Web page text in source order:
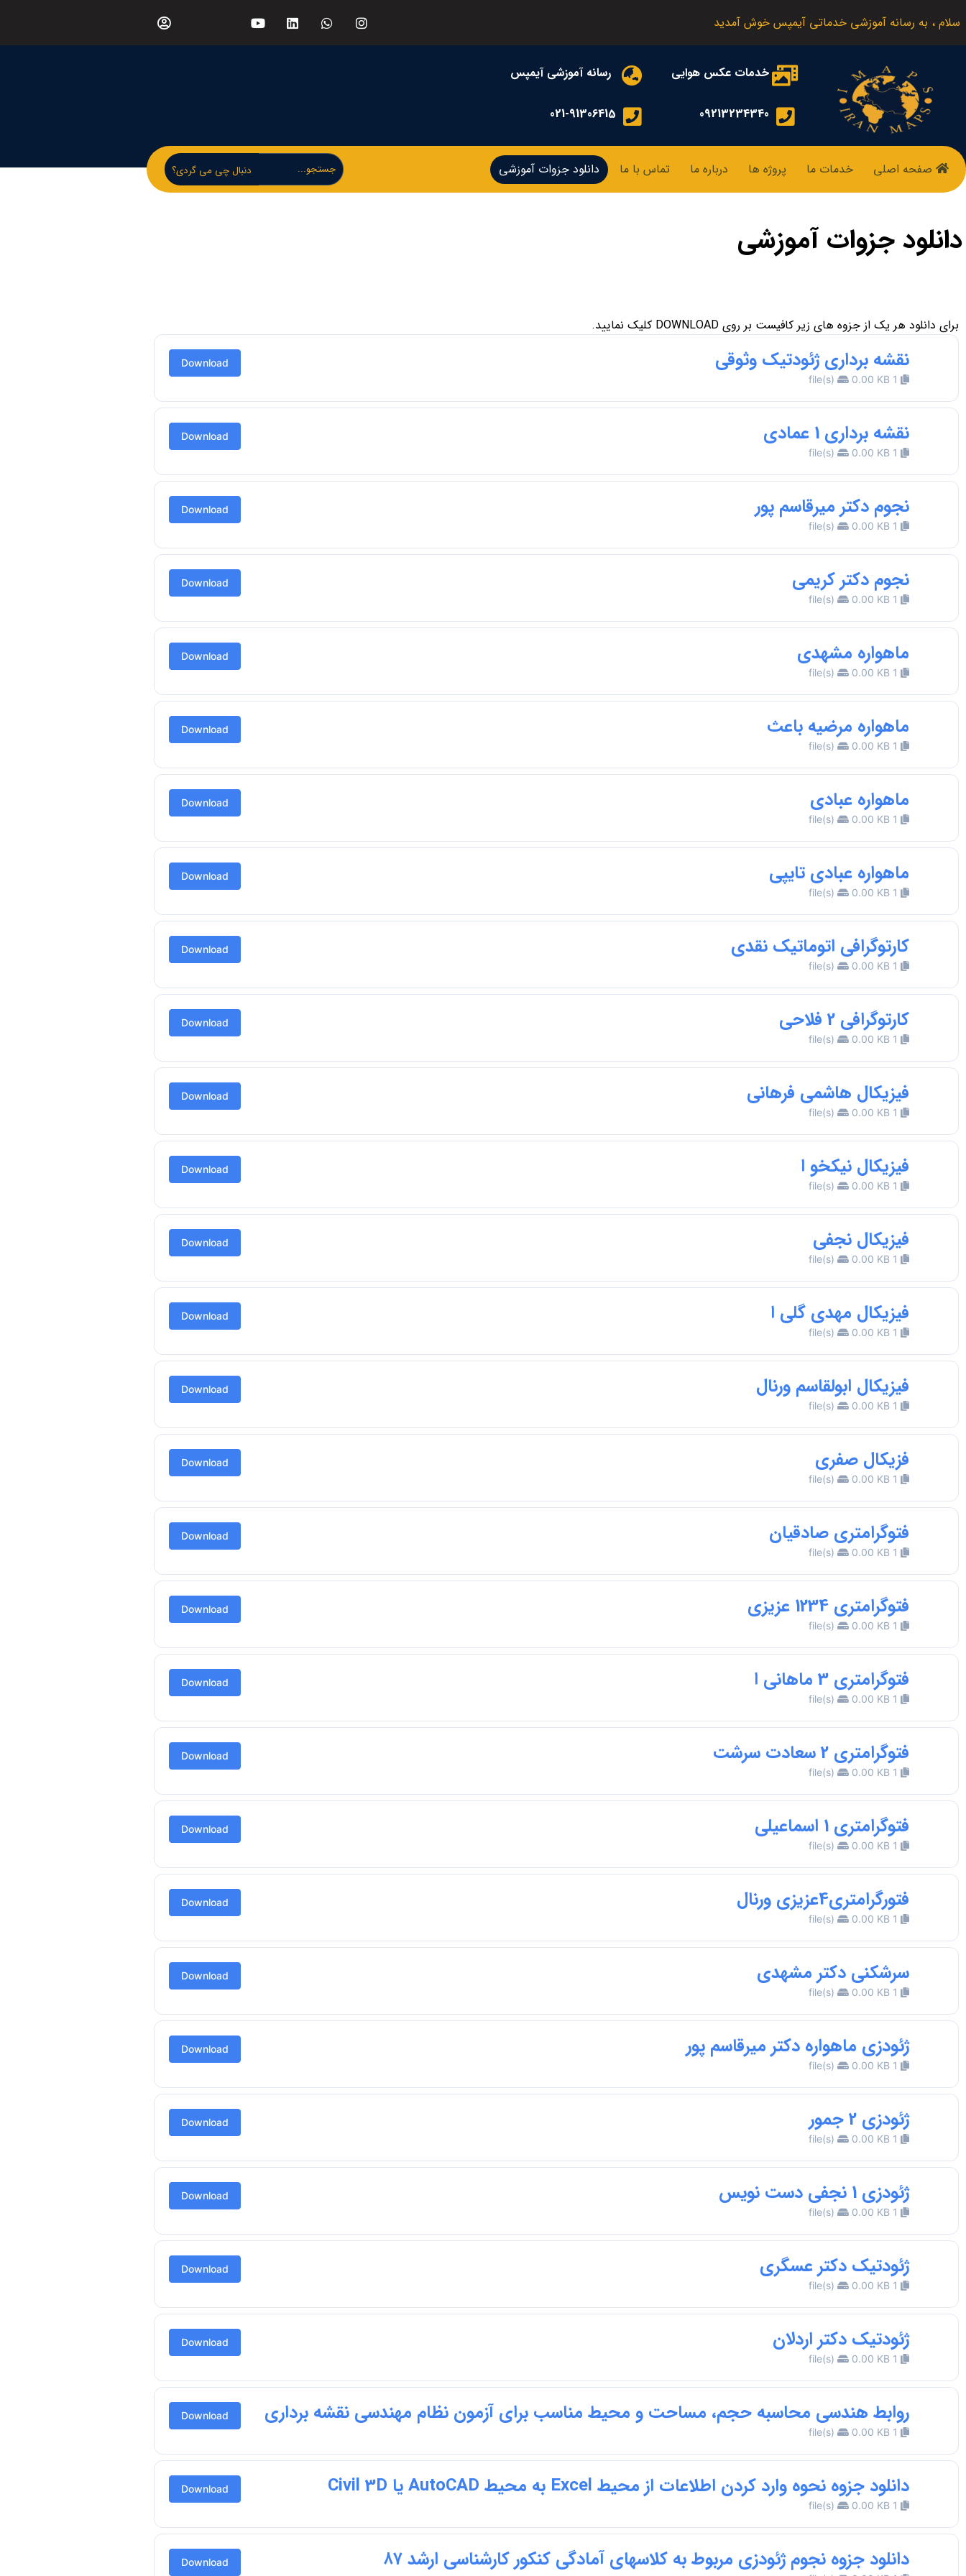
سلام ، به رسانه آموزشی خدماتی آیمپس خوش آمدید
خدمات عکس هوایی
09213234340
رسانه آموزشی آیمپس
021-91306415
صفحه اصلی خدمات ما پروژه ها درباره ما تماس با ما دانلود جزوات آموزشی دنبال چی می گردی؟
دانلود جزوات آموزشی
برای دانلود هر یک از جزوه های زیر کافیست بر روی DOWNLOAD کلیک نمایید.
نقشه برداری ژئودتیک وثوقی
0.00 KB
Download
نقشه برداری 1 عمادی
0.00 KB
Download
نجوم دکتر میرقاسم پور
0.00 KB
Download
نجوم دکتر کریمی
0.00 KB
Download
ماهواره مشهدی
0.00 KB
Download
ماهواره مرضیه باعث
0.00 KB
Download
ماهواره عبادی
0.00 KB
Download
ماهواره عبادی تایپی
0.00 KB
Download
کارتوگرافی اتوماتیک نقدی
0.00 KB
Download
کارتوگرافی 2 فلاحی
0.00 KB
Download
فیزیکال هاشمی فرهانی
0.00 KB
Download
فیزیکال نیکخو ا
0.00 KB
Download
فیزیکال نجفی
0.00 KB
Download
فیزیکال مهدی گلی ا
0.00 KB
Download
فیزیکال ابولقاسم ورنال
0.00 KB
Download
فزیکال صفری
0.00 KB
Download
فتوگرامتری صادقیان
0.00 KB
Download
فتوگرامتری 1234 عزیزی
0.00 KB
Download
فتوگرامتری 3 ماهانی ا
0.00 KB
Download
فتوگرامتری 2 سعادت سرشت
0.00 KB
Download
فتوگرامتری 1 اسماعیلی
0.00 KB
Download
فتورگرامتری4عزیزی ورنال
0.00 KB
Download
سرشکنی دکتر مشهدی
0.00 KB
Download
ژئودزی ماهواره دکتر میرقاسم پور
0.00 KB
Download
ژئودزی 2 جمور
0.00 KB
Download
ژئودزی 1 نجفی دست نویس
0.00 KB
Download
ژئودتیک دکتر عسگری
0.00 KB
Download
ژئودتیک دکتر اردلان
0.00 KB
Download
روابط هندسی محاسبه حجم، مساحت و محیط مناسب برای آزمون نظام مهندسی نقشه برداری
0.00 KB
Download
دانلود جزوه نحوه وارد کردن اطلاعات از محیط Excel به محیط AutoCAD یا Civil 3D
0.00 KB
Download
دانلود جزوه نجوم ژئودزی مربوط به کلاسهای آمادگی کنکور کارشناسی ارشد ۸۷ Download